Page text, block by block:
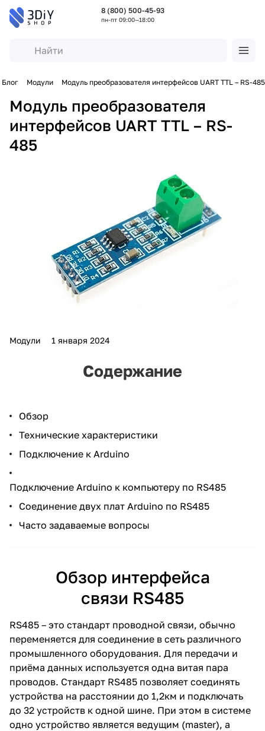
8 (800) 500-45-93
пн-пт 09:00—18:00
Блог Модули Модуль преобразователя интерфейсов UART TTL – RS-485
Модуль преобразователя
интерфейсов UART TTL – RS-
485
Модули 1 января 2024
Содержание
Обзор
Технические характеристики
Подключение к Arduino
Подключение Arduino к компьютеру по RS485
Соединение двух плат Arduino по RS485
Часто задаваемые вопросы
Обзор интерфейса
связи RS485
RS485 – это стандарт проводной связи, обычно
переменяется для соединение в сеть различного
промышленного оборудования. Для передачи и
приёма данных используется одна витая пара
проводов. Стандарт RS485 позволяет соединять
устройства на расстоянии до 1,2км и подключать
до 32 устройств к одной шине. При этом в системе
одно устройство является ведущим (master), а